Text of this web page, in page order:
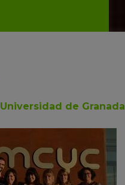
Universidad de Granada